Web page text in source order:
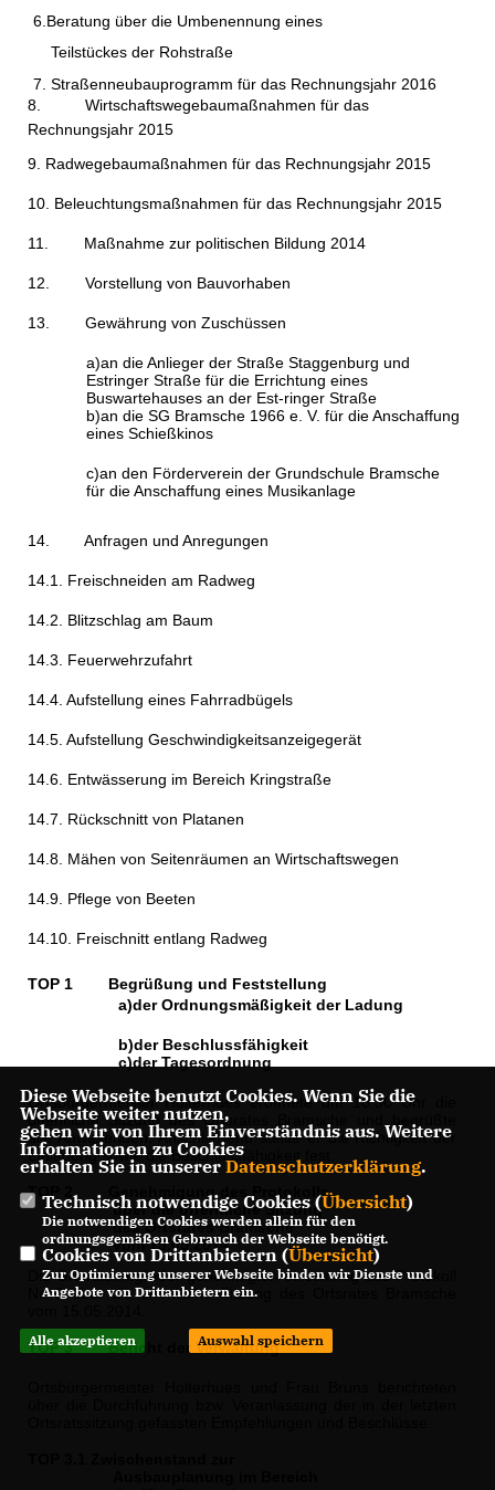
6.Beratung über die Umbenennung eines
Teilstückes der Rohstraße
7. Straßenneubauprogramm für das Rechnungsjahr 2016
8.
Wirtschaftswegebaumaßnahmen für das
Rechnungsjahr 2015
9. Radwegebaumaßnahmen für das Rechnungsjahr 2015
10. Beleuchtungsmaßnahmen für das Rechnungsjahr 2015
11. Maßnahme zur politischen Bildung 2014
12. Vorstellung von Bauvorhaben
13. Gewährung von Zuschüssen
a)an die Anlieger der Straße Staggenburg und
Estringer Straße für die Errichtung eines
Buswartehauses an der Est-ringer Straße
b)an die SG Bramsche 1966 e. V. für die Anschaffung
eines Schießkinos
c)an den Förderverein der Grundschule Bramsche
für die Anschaffung eines Musikanlage
14. Anfragen und Anregungen
14.1. Freischneiden am Radweg
14.2. Blitzschlag am Baum
14.3. Feuerwehrzufahrt
14.4. Aufstellung eines Fahrradbügels
14.5. Aufstellung Geschwindigkeitsanzeigegerät
14.6. Entwässerung im Bereich Kringstraße
14.7. Rückschnitt von Platanen
14.8. Mähen von Seitenräumen an Wirtschaftswegen
14.9. Pflege von Beeten
14.10. Freischnitt entlang Radweg
TOP 1
Begrüßung und Feststellung
a)der Ordnungsmäßigkeit der Ladung
b)der Beschlussfähigkeit
c)der Tagesordnung
Ortsbürgermeister Holterhues eröffnete um 16:30 Uhr die
öffentliche Sitzung des Orts­rates Bramsche und begrüßte
alle Anwesenden. Anschließend stellte er die Richtigkeit der
Einladung sowie die Beschlussfähigkeit fest.
TOP 2
Genehmigung des Protokolls
über die öffentliche Sit­zung
des Ortsrates Bramsche
vom 15.05.2014
Die Ortsratsmitglieder genehmigten einstimmig das Protokoll
Nr. 3 über die öffentliche Sitzung des Ortsrates Bramsche
TOP 3 Bericht der Verwaltung
Diese Webseite benutzt Cookies. Wenn Sie die
Webseite weiter nutzen,
gehen wir von Ihrem Einverständnis aus. Weitere
Informationen zu Cookies
erhalten Sie in unserer Datenschutzerklärung.
Technisch notwendige Cookies (Übersicht)
Die notwendigen Cookies werden allein für den
ordnungsgemäßen Gebrauch der Webseite benötigt.
Cookies von Drittanbietern (Übersicht)
Zur Optimierung unserer Webseite binden wir Dienste und
Angebote von Drittanbietern ein.
Alle akzeptieren Auswahl speichern